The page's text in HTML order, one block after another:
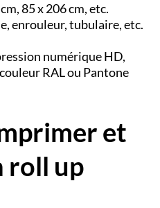
85 x 206 cm, etc.
enrouleur, tubulaire, etc.
numérique HD,
RAL ou Pantone
et
roll up